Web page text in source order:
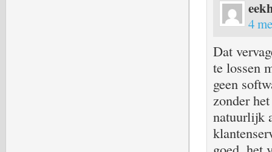
4
Dat
te lossen
geen
zonder
natuurlijk